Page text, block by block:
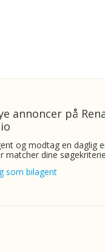
annoncer på
og modtag en daglig
matcher dine
som bilagent